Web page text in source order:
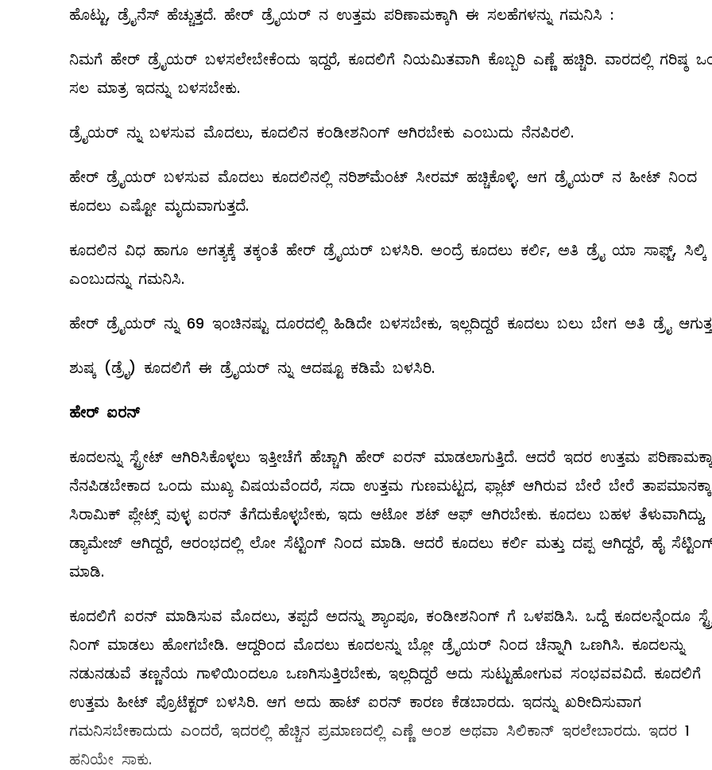
ಹೊಟ್ಟು, ಡ್ರೈನೆಸ್‌ ಹೆಚ್ಚುತ್ತದೆ. ಹೇರ್‌ ಡ್ರೈಯರ್‌ ನ ಉತ್ತಮ ಪರಿಣಾಮಕ್ಕಾಗಿ ಈ ಸಲಹೆಗಳನ್ನು ಗಮನಿಸಿ :
ನಿಮಗೆ ಹೇರ್‌ ಡ್ರೈಯರ್‌ ಬಳಸಲೇಬೇಕೆಂದು ಇದ್ದರೆ, ಕೂದಲಿಗೆ ನಿಯಮಿತವಾಗಿ ಕೊಬ್ಬರಿ ಎಣ್ಣೆ ಹಚ್ಚಿರಿ. ವಾರದಲ್ಲಿ ಗರಿಷ್ಠ
ಸಲ ಮಾತ್ರ ಇದನ್ನು ಬಳಸಬೇಕು.
ಡ್ರೈಯರ್‌ ನ್ನು ಬಳಸುವ ಮೊದಲು, ಕೂದಲಿನ ಕಂಡೀಶನಿಂಗ್‌ ಆಗಿರಬೇಕು ಎಂಬುದು ನೆನಪಿರಲಿ.
ಹೇರ್‌ ಡ್ರೈಯರ್‌ ಬಳಸುವ ಮೊದಲು ಕೂದಲಿನಲ್ಲಿ ನರಿಶ್‌ಮೆಂಟ್‌ ಸೀರಮ್ ಹಚ್ಚಿಕೊಳ್ಳಿ. ಆಗ ಡ್ರೈಯರ್‌ ನ ಹೀಟ್‌ ನಿಂದ
ಕೂದಲು ಎಷ್ಟೋ ಮೃದುವಾಗುತ್ತದೆ.
ಕೂದಲಿನ ವಿಧ ಹಾಗೂ ಅಗತ್ಯಕ್ಕೆ ತಕ್ಕಂತೆ ಹೇರ್‌ ಡ್ರೈಯರ್‌ ಬಳಸಿರಿ. ಅಂದ್ರೆ ಕೂದಲು ಕರ್ಲಿ, ಅತಿ ಡ್ರೈ ಯಾ ಸಾಫ್ಟ್, ಸಿಲ್ಕಿ
ಎಂಬುದನ್ನು ಗಮನಿಸಿ.
ಹೇರ್‌ ಡ್ರೈಯರ್‌ ನ್ನು 69 ಇಂಚಿನಷ್ಟು ದೂರದಲ್ಲಿ ಹಿಡಿದೇ ಬಳಸಬೇಕು, ಇಲ್ಲದಿದ್ದರೆ ಕೂದಲು ಬಲು ಬೇಗ ಅತಿ ಡ್ರೈ
ಶುಷ್ಕ (ಡ್ರೈ) ಕೂದಲಿಗೆ ಈ ಡ್ರೈಯರ್‌ ನ್ನು ಆದಷ್ಟೂ ಕಡಿಮೆ ಬಳಸಿರಿ.
ಹೇರ್‌ ಐರನ್
ಕೂದಲನ್ನು ಸ್ಟ್ರೇಟ್‌ ಆಗಿರಿಸಿಕೊಳ್ಳಲು ಇತ್ತೀಚೆಗೆ ಹೆಚ್ಚಾಗಿ ಹೇರ್‌ ಐರನ್‌ ಮಾಡಲಾಗುತ್ತಿದೆ. ಆದರೆ ಇದರ ಉತ್ತಮ
ನೆನಪಿಡಬೇಕಾದ ಒಂದು ಮುಖ್ಯ ವಿಷಯವೆಂದರೆ, ಸದಾ ಉತ್ತಮ ಗುಣಮಟ್ಟದ, ಫ್ಲಾಟ್‌ ಆಗಿರುವ ಬೇರೆ ಬೇರೆ
ಸಿರಾಮಿಕ್‌ ಪ್ಲೇಟ್ಸ್ ವುಳ್ಳ ಐರನ್‌ ತೆಗೆದುಕೊಳ್ಳಬೇಕು, ಇದು ಆಟೋ ಶಟ್‌ ಆಫ್‌ ಆಗಿರಬೇಕು. ಕೂದಲು ಬಹಳ ತೆಳುವಾಗಿದ್ದು,
ಡ್ಯಾಮೇಜ್‌ ಆಗಿದ್ದರೆ, ಆರಂಭದಲ್ಲಿ ಲೋ ಸೆಟ್ಟಿಂಗ್‌ ನಿಂದ ಮಾಡಿ. ಆದರೆ ಕೂದಲು ಕರ್ಲಿ ಮತ್ತು ದಪ್ಪ ಆಗಿದ್ದರೆ, ಹೈ
ಮಾಡಿ.
ಕೂದಲಿಗೆ ಐರನ್‌ ಮಾಡಿಸುವ ಮೊದಲು, ತಪ್ಪದೆ ಅದನ್ನು ಶ್ಯಾಂಪೂ, ಕಂಡೀಶನಿಂಗ್‌ ಗೆ ಒಳಪಡಿಸಿ. ಒದ್ದೆ ಕೂದಲನ್ನೆಂದೂ
ನಿಂಗ್‌ ಮಾಡಲು ಹೋಗಬೇಡಿ. ಆದ್ದರಿಂದ ಮೊದಲು ಕೂದಲನ್ನು ಬ್ಲೋ ಡ್ರೈಯರ್‌ ನಿಂದ ಚೆನ್ನಾಗಿ ಒಣಗಿಸಿ. ಕೂದಲನ್ನು
ನಡುನಡುವೆ ತಣ್ಣನೆಯ ಗಾಳಿಯಿಂದಲೂ ಒಣಗಿಸುತ್ತಿರಬೇಕು, ಇಲ್ಲದಿದ್ದರೆ ಅದು ಸುಟ್ಟುಹೋಗುವ ಸಂಭವವವಿದೆ. ಕೂದಲಿಗೆ
ಉತ್ತಮ ಹೀಟ್‌ ಪ್ರೊಟೆಕ್ಟರ್‌ ಬಳಸಿರಿ. ಆಗ ಅದು ಹಾಟ್‌ ಐರನ್‌ ಕಾರಣ ಕೆಡಬಾರದು. ಇದನ್ನು ಖರೀದಿಸುವಾಗ
ಗಮನಿಸಬೇಕಾದುದು ಎಂದರೆ, ಇದರಲ್ಲಿ ಹೆಚ್ಚಿನ ಪ್ರಮಾಣದಲ್ಲಿ ಎಣ್ಣೆ ಅಂಶ ಅಥವಾ ಸಿಲಿಕಾನ್‌ ಇರಲೇಬಾರದು. ಇದರ 1
ಹನಿಯೇ ಸಾಕು.